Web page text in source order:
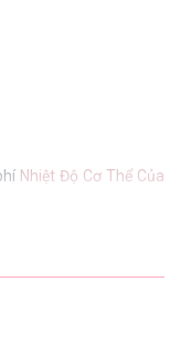
Nhiệt Độ Cơ Thể Của